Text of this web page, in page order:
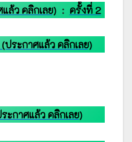
ล้ว คลิกเลย) : ครั้งที่ 2
ระกาศแล้ว คลิกเลย)
ะกาศแล้ว คลิกเลย)